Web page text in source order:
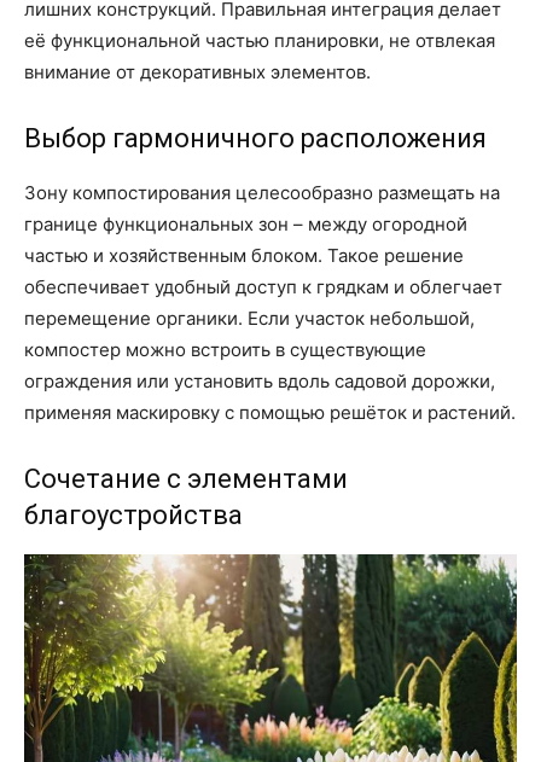
лишних конструкций. Правильная интеграция делает
её функциональной частью планировки, не отвлекая
внимание от декоративных элементов.
Выбор гармоничного расположения
Зону компостирования целесообразно размещать на
границе функциональных зон – между огородной
частью и хозяйственным блоком. Такое решение
обеспечивает удобный доступ к грядкам и облегчает
перемещение органики. Если участок небольшой,
компостер можно встроить в существующие
ограждения или установить вдоль садовой дорожки,
применяя маскировку с помощью решёток и растений.
Сочетание с элементами
благоустройства